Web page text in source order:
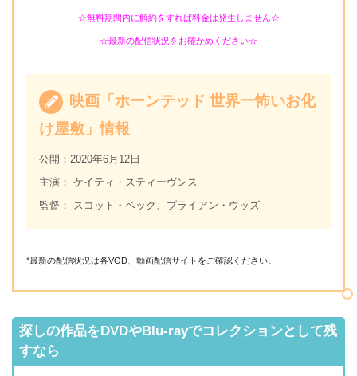
☆無料期間内に解約をすれば料金は発生しません☆
☆最新の配信状況をお確かめください☆
映画「ホーンテッド 世界一怖いお化
け屋敷」情報
公開：2020年6月12日
主演： ケイティ・スティーヴンス
監督： スコット・ベック、ブライアン・ウッズ
*最新の配信状況は各VOD、動画配信サイトをご確認ください。
探しの作品をDVDやBlu-rayでコレクションとして残
すなら